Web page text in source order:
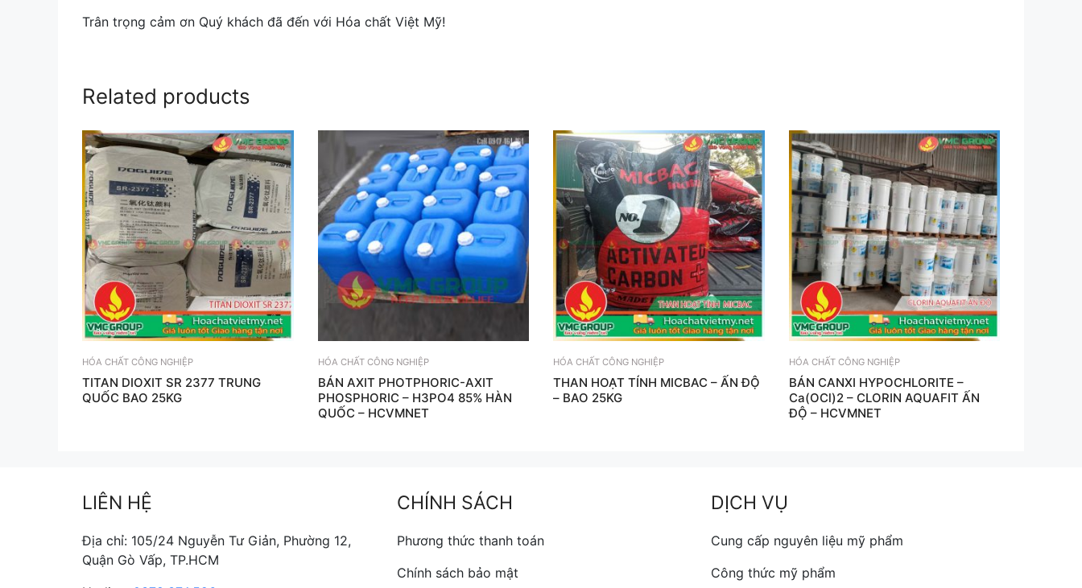
Trân trọng cảm ơn Quý khách đã đến với Hóa chất Việt Mỹ!
Related products
HÓA CHẤT CÔNG NGHIỆP
TITAN DIOXIT SR 2377 TRUNG
QUỐC BAO 25KG
HÓA CHẤT CÔNG NGHIỆP
BÁN AXIT PHOTPHORIC-AXIT
PHOSPHORIC – H3PO4 85% HÀN
QUỐC – HCVMNET
HÓA CHẤT CÔNG NGHIỆP
THAN HOẠT TÍNH MICBAC – ẤN ĐỘ
– BAO 25KG
HÓA CHẤT CÔNG NGHIỆP
BÁN CANXI HYPOCHLORITE –
Ca(OCl)2 – CLORIN AQUAFIT ẤN
ĐỘ – HCVMNET
LIÊN HỆ
Địa chỉ: 105/24 Nguyễn Tư Giản, Phường 12,
Quận Gò Vấp, TP.HCM
CHÍNH SÁCH
Phương thức thanh toán
Chính sách bảo mật
DỊCH VỤ
Cung cấp nguyên liệu mỹ phẩm
Công thức mỹ phẩm